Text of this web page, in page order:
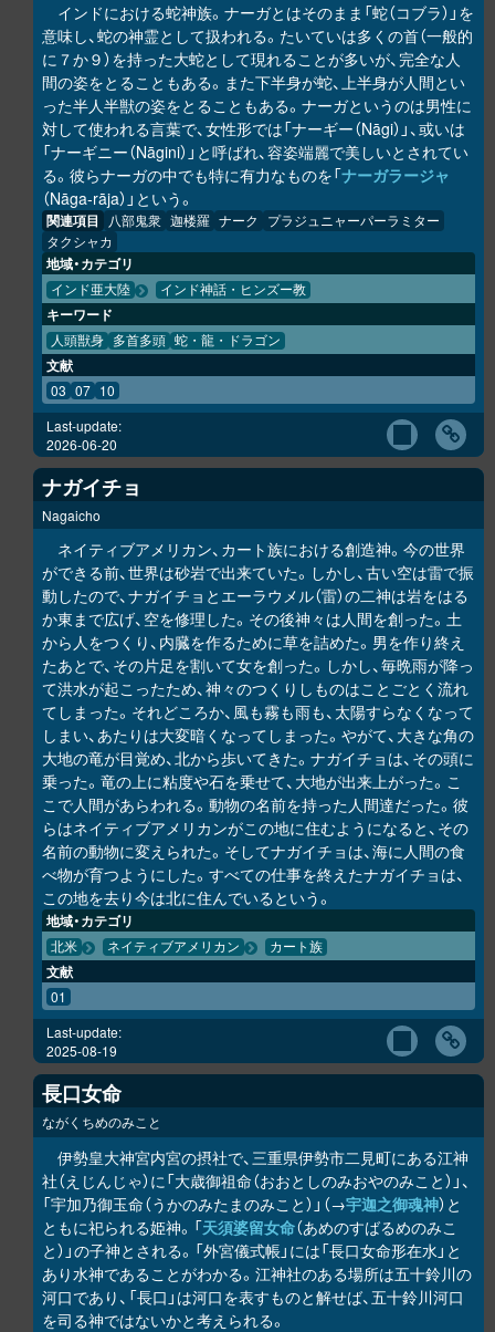
インドにおける蛇神族。ナーガとはそのまま「蛇（コブラ）」を
意味し、蛇の神霊として扱われる。たいていは多くの首（一般的
に７か９）を持った大蛇として現れることが多いが、完全な人
間の姿をとることもある。また下半身が蛇、上半身が人間とい
った半人半獣の姿をとることもある。ナーガというのは男性に
対して使われる言葉で、女性形では「ナーギー（Nāgi）」、或いは
「ナーギニー（Nāgini）」と呼ばれ、容姿端麗で美しいとされてい
る。彼らナーガの中でも特に有力なものを「ナーガラージャ
（Nāga-rāja）」という。
関連項目 八部鬼衆 迦楼羅 ナーク
プラジュニャーパーラミター
タクシャカ
地域・カテゴリ
インド亜大陸 インド神話・ヒンズー教
キーワード
人頭獣身 多首多頭 蛇・龍・ドラゴン
文献
03 07 10
Last-update:
2026-06-20
ナガイチョ
Nagaicho
ネイティブアメリカン、カート族における創造神。今の世界
ができる前、世界は砂岩で出来ていた。しかし、古い空は雷で振
動したので、ナガイチョとエーラウメル（雷）の二神は岩をはる
か東まで広げ、空を修理した。その後神々は人間を創った。土
から人をつくり、内臓を作るために草を詰めた。男を作り終え
たあとで、その片足を割いて女を創った。しかし、毎晩雨が降っ
て洪水が起こったため、神々のつくりしものはことごとく流れ
てしまった。それどころか、風も霧も雨も、太陽すらなくなって
しまい、あたりは大変暗くなってしまった。やがて、大きな角の
大地の竜が目覚め、北から歩いてきた。ナガイチョは、その頭に
乗った。竜の上に粘度や石を乗せて、大地が出来上がった。こ
こで人間があらわれる。動物の名前を持った人間達だった。彼
らはネイティブアメリカンがこの地に住むようになると、その
名前の動物に変えられた。そしてナガイチョは、海に人間の食
べ物が育つようにした。すべての仕事を終えたナガイチョは、
この地を去り今は北に住んでいるという。
地域・カテゴリ
北米 ネイティブアメリカン カート族
文献
01
Last-update:
2025-08-19
長口女命
ながくちめのみこと
伊勢皇大神宮内宮の摂社で、三重県伊勢市二見町にある江神
社（えじんじゃ）に「大歳御祖命（おおとしのみおやのみこと）」、
「宇加乃御玉命（うかのみたまのみこと）」（→宇迦之御魂神）と
ともに祀られる姫神。「天須婆留女命（あめのすばるめのみこ
と）」の子神とされる。「外宮儀式帳」には「長口女命形在水」と
あり水神であることがわかる。江神社のある場所は五十鈴川の
河口であり、「長口」は河口を表すものと解せば、五十鈴川河口
を司る神ではないかと考えられる。